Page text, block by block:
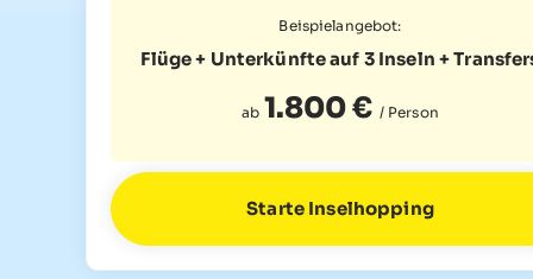
Beispielangebot:
Flüge + Unterkünfte auf 3 Inseln+
ab 1.800 € / Person
Starte Inselhopping